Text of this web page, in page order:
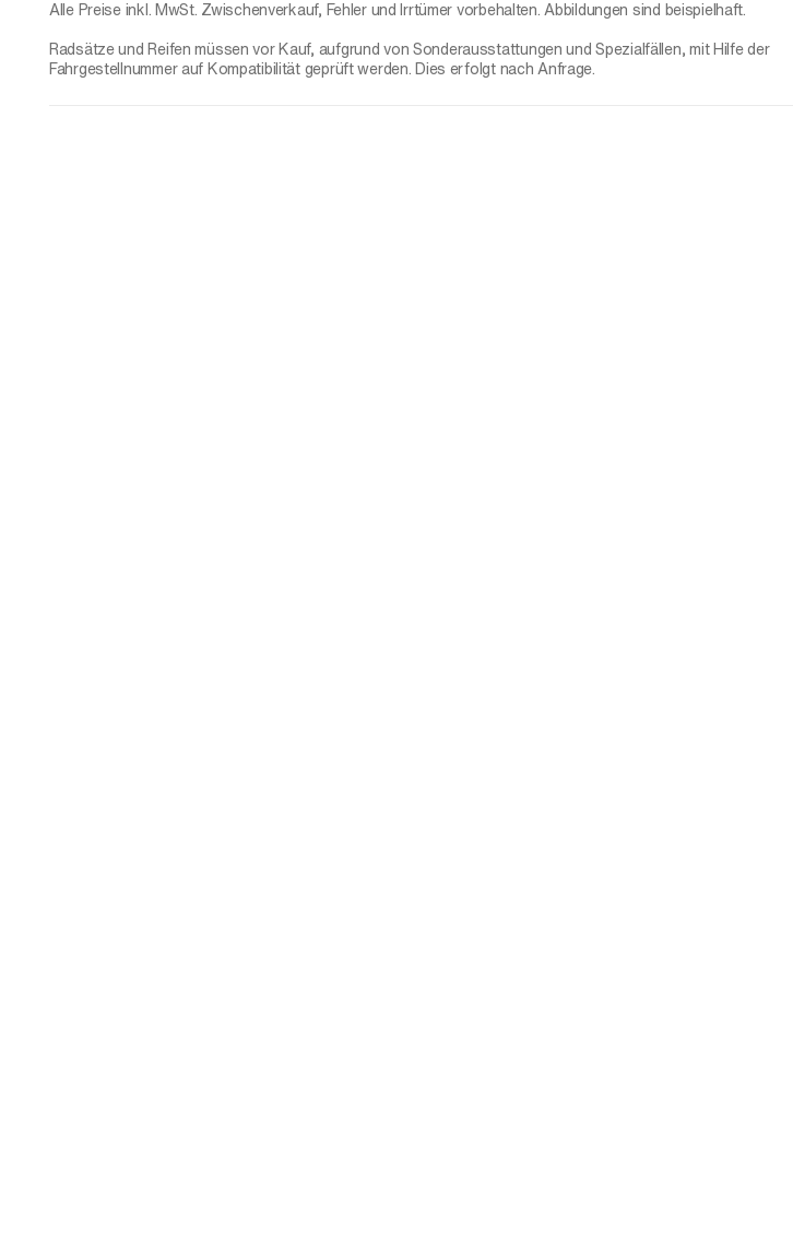
X3 30 xDrive
X3 40d xDrive
Alle Preise inkl. MwSt. Zwischenverkauf, Fehler und Irrtümer vorbehalten. Abbildungen sind beispielhaft.
Radsätze und Reifen müssen vor Kauf, aufgrund von Sonderausstattungen und Spezialfällen, mit Hilfe der
Fahrgestellnummer auf Kompatibilität geprüft werden. Dies erfolgt nach Anfrage.